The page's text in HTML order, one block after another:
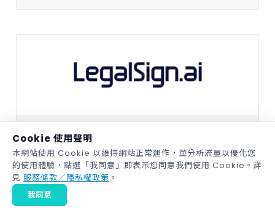
律果科技整合法律專業、營運經驗與資訊技術，開發
一站式合約生命週期管理Sass雲端服務「律果簽合
約管理系統」。
Cookie 使用聲明
本網站使用 Cookie 以維持網站正常運作，並分析流量以優化您
的使用體驗，點選「我同意」即表示您同意我們使用 Cookie。詳
見 服務條款／隱私權政策 。
我同意